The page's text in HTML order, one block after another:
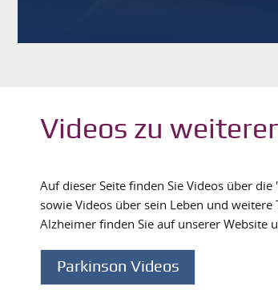
Videos zu
Auf dieser Seite finden Sie Videos über
sowie Videos über sein Leben und
Alzheimer finden Sie auf unserer Website
Parkinson Videos